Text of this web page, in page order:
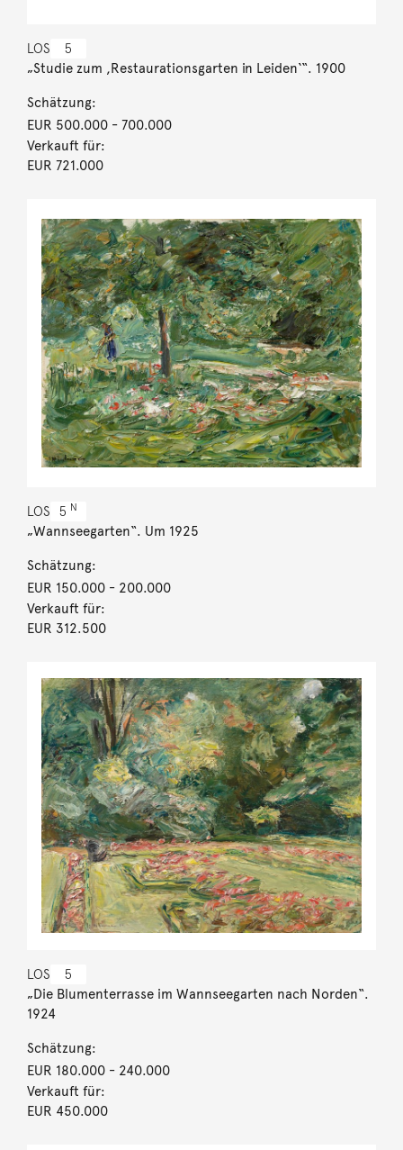
LOS 5
„Studie zum ,Restaurationsgarten in Leiden‘“. 1900
Schätzung:
EUR 500.000- 700.000
Verkauft für:
EUR 721.000
LOS 5 N
„Wannseegarten“. Um 1925
Schätzung:
EUR 150.000- 200.000
Verkauft für:
EUR 312.500
LOS 5
„Die Blumenterrasse im Wannseegarten nach Norden“.
1924
Schätzung:
EUR 180.000- 240.000
Verkauft für:
EUR 450.000